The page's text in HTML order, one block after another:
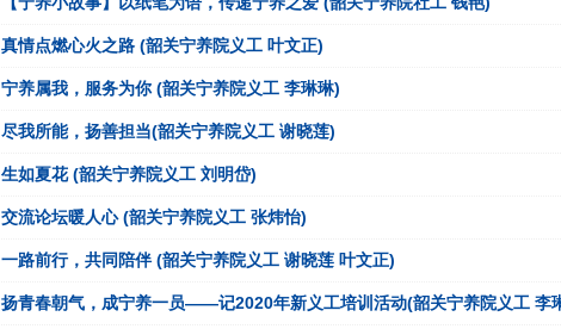
真情点燃心火之路 (韶关宁养院义工 叶文正)
宁养属我，服务为你 (韶关宁养院义工 李琳琳)
尽我所能，扬善担当(韶关宁养院义工 谢晓莲)
生如夏花 (韶关宁养院义工 刘明岱)
交流论坛暖人心 (韶关宁养院义工 张炜怡)
一路前行，共同陪伴 (韶关宁养院义工 谢晓莲 叶文正)
扬青春朝气，成宁养一员——记2020年新义工培训活动(韶关宁养院义工 李